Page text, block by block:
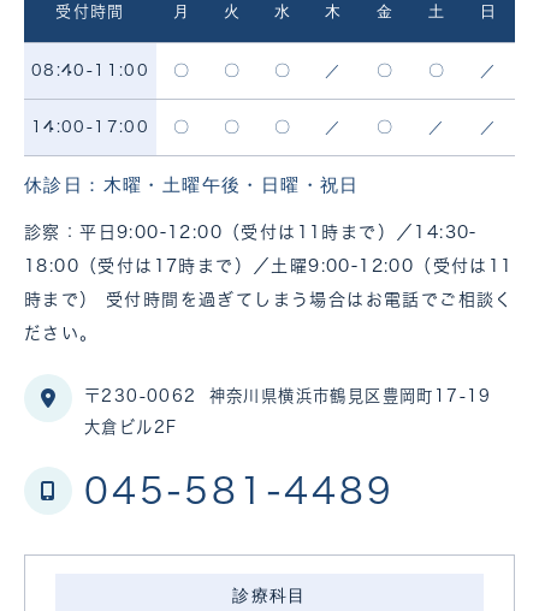
受付時間 月 火 水 木 金 土 日
08:40-11:00 〇 〇 〇 ／ 〇 〇 ／
14:00-17:00 〇 〇 〇 ／ 〇 ／ ／
休診日：木曜・土曜午後・日曜・祝日
診察：平日9:00-12:00（受付は11時まで）／14:30-
18:00（受付は17時まで）／土曜9:00-12:00（受付は11
時まで） 受付時間を過ぎてしまう場合はお電話でご相談く
ださい。
〒230-0062
神奈川県横浜市鶴見区豊岡町17-19
大倉ビル2F
045-581-4489
診療科目